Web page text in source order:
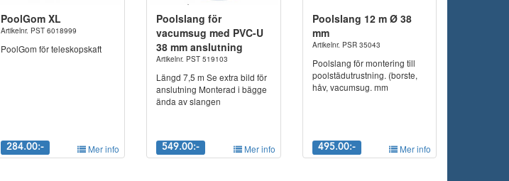
PoolGom XL
Artikelnr. PST 6018999
PoolGom för teleskopskaft
284.00:- Mer info
Poolslang för
vacumsug med PVC-U
38 mm anslutning
Artikelnr. PST 519103
Längd 7,5 m Se extra bild för
anslutning Monterad i bägge
ända av slangen
549.00:- Mer info
Poolslang 12 m Ø 38
mm
Artikelnr. PSR 35043
Poolslang för montering till
poolstädutrustning. (borste,
håv, vacumsug. mm
495.00:- Mer info